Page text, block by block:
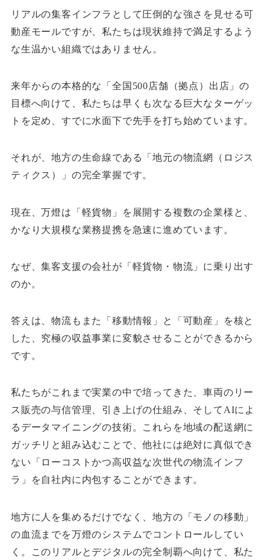
リアルの集客インフラとして圧倒的な強さを見せる可
動産モールですが、私たちは現状維持で満足するよう
な生温かい組織ではありません。
来年からの本格的な「全国500店舗（拠点）出店」の
目標へ向けて、私たちは早くも次なる巨大なターゲッ
トを定め、すでに水面下で先手を打ち始めています。
それが、地方の生命線である「地元の物流網（ロジス
ティクス）」の完全掌握です。
現在、万燈は「軽貨物」を展開する複数の企業様と、
かなり大規模な業務提携を急速に進めています。
なぜ、集客支援の会社が「軽貨物・物流」に乗り出す
のか。
答えは、物流もまた「移動情報」と「可動産」を核と
した、究極の収益事業に変貌させることができるから
です。
私たちがこれまで実業の中で培ってきた、車両のリー
ス販売の与信管理、引き上げの仕組み、そしてAIによ
るデータマイニングの技術。これらを地域の配送網に
ガッチリと組み込むことで、他社には絶対に真似でき
ない「ローコストかつ高収益な次世代の物流インフ
ラ」を自社内に内包することができます。
地方に人を集めるだけでなく、地方の「モノの移動」
の血流までを万燈のシステムでコントロールしてい
く。このリアルとデジタルの完全制覇へ向けて、私た